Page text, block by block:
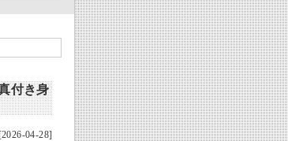
付き身
[2026-04-28]